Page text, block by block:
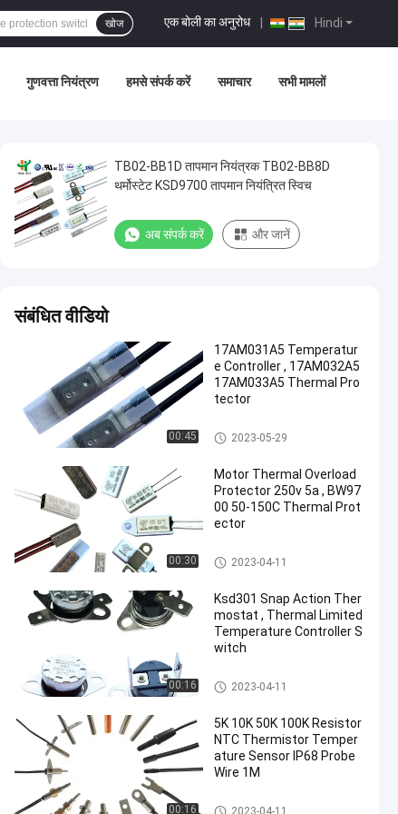
Hindi
एक बोली का अनुरोध
खोज
गुणवत्ता नियंत्रण हमसे संपर्क करें समाचार सभी मामलों
TB02-BB1D तापमान नियंत्रक TB02-BB8D
थर्मोस्टेट KSD9700 तापमान नियंत्रित स्विच
अब संपर्क करें और जानें
संबंधित वीडियो
00:45
17AM031A5 Temperatur
e Controller , 17AM032A5
17AM033A5 Thermal Pro
tector
17AM Thermal Protector
2023-05-29
00:30
Motor Thermal Overload
Protector 250v 5a , BW97
00 50-150C Thermal Prot
ector
KSD301 Bimetal Thermostat
2023-04-11
00:16
Ksd301 Snap Action Ther
mostat , Thermal Limited
Temperature Controller S
witch
KSD301 Bimetal Thermostat
2023-04-11
00:16
5K 10K 50K 100K Resistor
NTC Thermistor Temper
ature Sensor IP68 Probe
Wire 1M
NTC Thermistor Temperature
2023-04-11